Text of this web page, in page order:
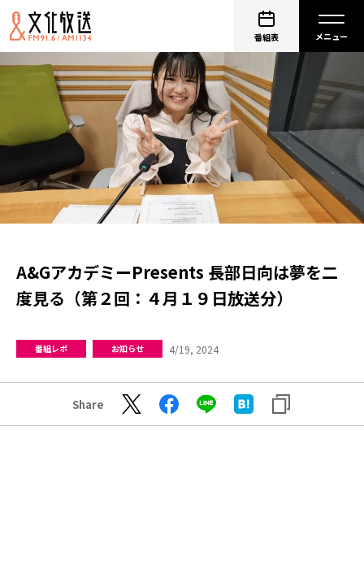
番組表
A&GアカデミーPresents 長部日向は夢を二
度見る（第２回：４月１９日放送分）
番組レポ お知らせ 4/19, 2024
Share